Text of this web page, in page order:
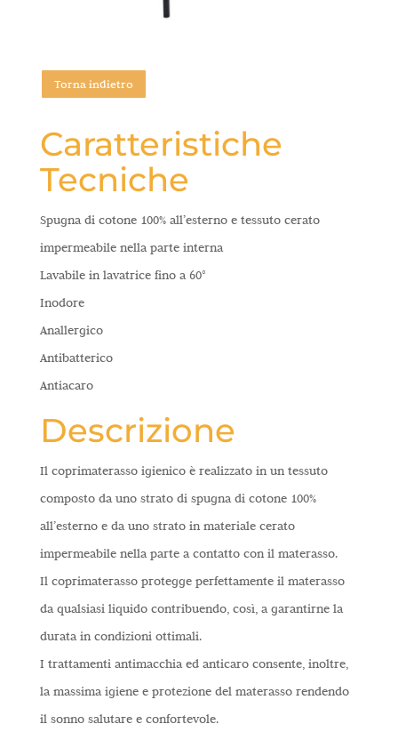
Torna indietro
Caratteristiche
Tecniche
Spugna di cotone 100% all’esterno e tessuto cerato
impermeabile nella parte interna
Lavabile in lavatrice fino a 60°
Inodore
Anallergico
Antibatterico
Antiacaro
Descrizione
Il coprimaterasso igienico è realizzato in un tessuto
composto da uno strato di spugna di cotone 100%
all’esterno e da uno strato in materiale cerato
impermeabile nella parte a contatto con il materasso.
Il coprimaterasso protegge perfettamente il materasso
da qualsiasi liquido contribuendo, così, a garantirne la
durata in condizioni ottimali.
I trattamenti antimacchia ed anticaro consente, inoltre,
la massima igiene e protezione del materasso rendendo
il sonno salutare e confortevole.